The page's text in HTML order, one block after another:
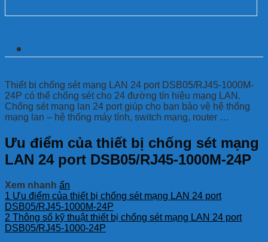
Thiết bị chống sét mạng LAN 24 port DSB05/RJ45-1000M-
24P có thể chống sét cho 24 đường tín hiệu mạng LAN.
Chống sét mạng lan 24 port giúp cho bạn bảo vệ hệ thống
mạng lan – hệ thống máy tính, switch mạng, router …
Ưu điểm của thiết bị chống sét mạng
LAN 24 port DSB05/RJ45-1000M-24P
Xem nhanh ẩn
1 Ưu điểm của thiết bị chống sét mạng LAN 24 port
DSB05/RJ45-1000M-24P
2 Thông số kỹ thuật thiết bị chống sét mạng LAN 24 port
DSB05/RJ45-1000-24P